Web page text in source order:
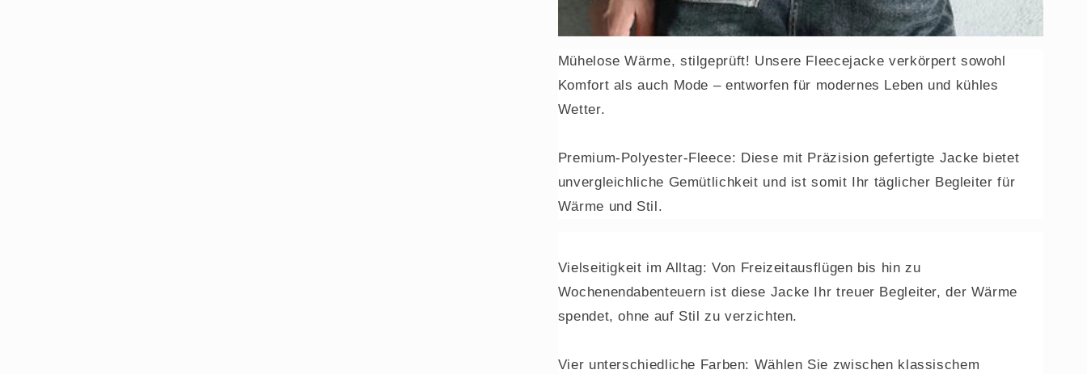
Mühelose Wärme, stilgeprüft! Unsere Fleecejacke verkörpert sowohl
Komfort als auch Mode – entworfen für modernes Leben und kühles
Wetter.
Premium-Polyester-Fleece: Diese mit Präzision gefertigte Jacke bietet
unvergleichliche Gemütlichkeit und ist somit Ihr täglicher Begleiter für
Wärme und Stil.
Vielseitigkeit im Alltag: Von Freizeitausflügen bis hin zu
Wochenendabenteuern ist diese Jacke Ihr treuer Begleiter, der Wärme
spendet, ohne auf Stil zu verzichten.
Vier unterschiedliche Farben: Wählen Sie zwischen klassischem